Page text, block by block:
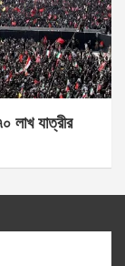
লাখ যাত্রীর